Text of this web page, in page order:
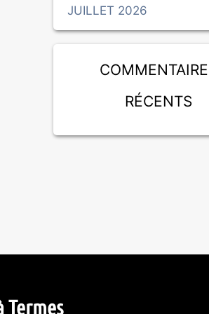
JUILLET 2026
récents
Termes